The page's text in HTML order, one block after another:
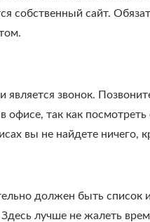
собственный сайт.
звонок.
в офисе, так как
вы не найдете ничего,
должен быть список
лучше не жалеть